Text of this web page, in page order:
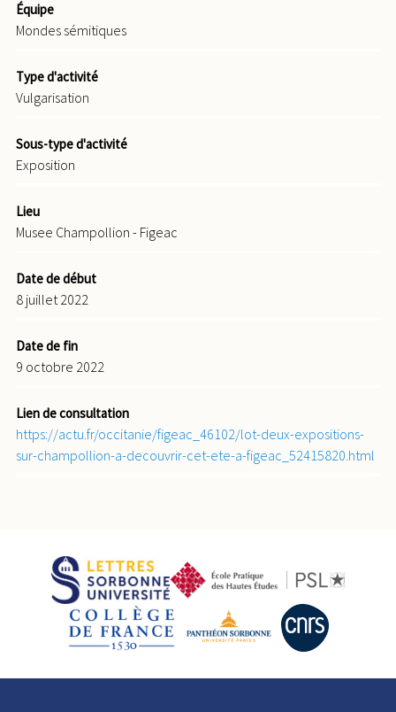
Équipe
Mondes sémitiques
Type d'activité
Vulgarisation
Sous-type d'activité
Exposition
Lieu
Musee Champollion - Figeac
Date de début
8 juillet 2022
Date de fin
9 octobre 2022
Lien de consultation
https://actu.fr/occitanie/figeac_46102/lot-deux-expositions-
sur-champollion-a-decouvrir-cet-ete-a-figeac_52415820.html